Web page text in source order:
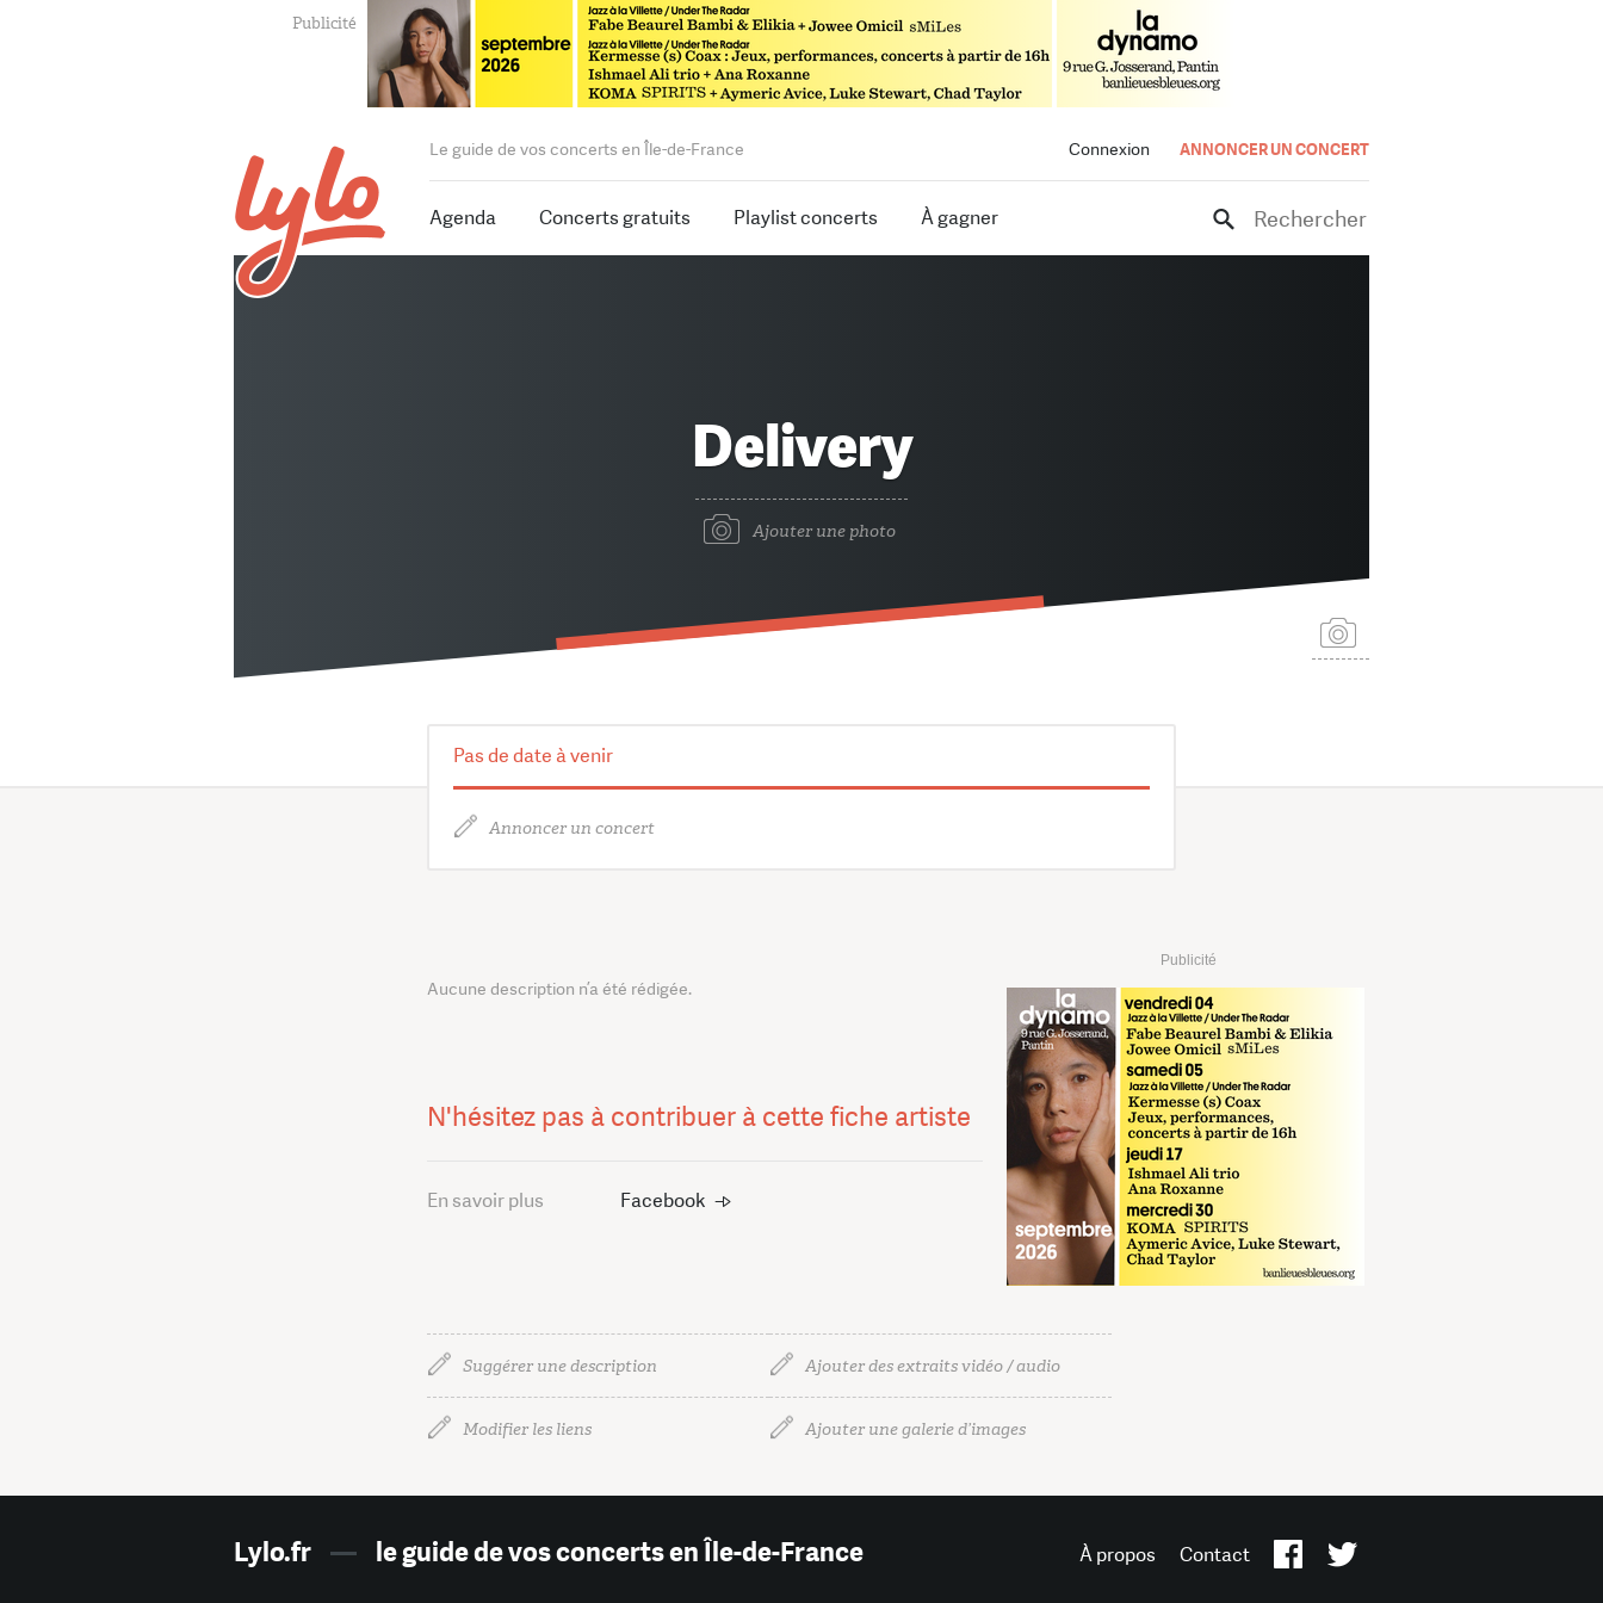
Connexion ANNONCER UN CONCERT
Le guide de vos concerts en Île-de-France
Agenda Concerts gratuits Playlist concerts À gagner Rechercher
Delivery
Ajouter une photo
Pas de date à venir
Annoncer un concert
Publicité
Aucune description n’a été rédigée.
N'hésitez pas à contribuer à cette fiche artiste
En savoir plus Facebook
Suggérer une description Ajouter des extraits vidéo / audio
Modifier les liens Ajouter une galerie d’images
Lylo.fr — le guide de vos concerts en Île-de-France À propos Contact